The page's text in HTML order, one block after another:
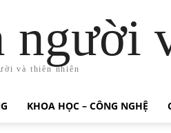
và thiên nhiên
KHOA HỌC – CÔNG NGHỆ